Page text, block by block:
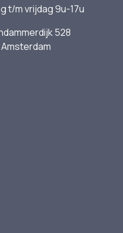
t/m vrijdag 9u-17u
528
Amsterdam